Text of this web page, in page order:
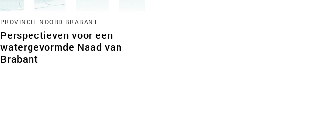
PROVINCIE NOORD BRABANT
Perspectieven voor een
watergevormde Naad van
Brabant